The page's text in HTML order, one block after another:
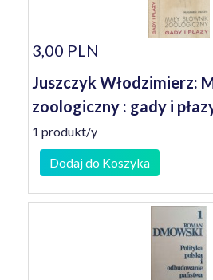
3,00 PLN
Juszczyk Włodzimierz:
zoologiczny : gady i
1 produkt/y
Dodaj do Koszyka